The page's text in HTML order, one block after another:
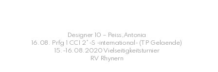
Designer 10 – Peiss,Antonia
16.08. Prfg 1 CCI 2*-S -international- (TP Gelaende)
15.-16.08.2020 Vielseitigkeitsturnier
RV Rhynern